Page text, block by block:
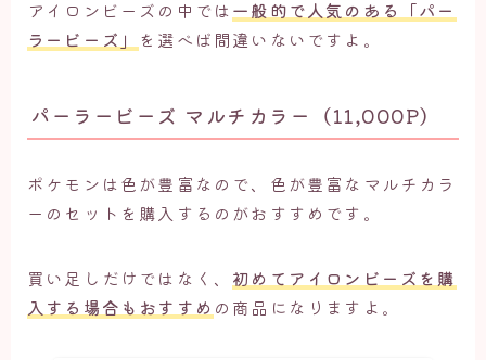
アイロンビーズの中では一般的で人気のある「パー
ラービーズ」 を選べば間違いないですよ。
パーラービーズ マルチカラー（11,000P）
ポケモンは色が豊富なので、色が豊富なマルチカラ
ーのセットを購入するのがおすすめです。
買い足しだけではなく、 初めてアイロンビーズを購
入する場合もおすすめ の商品になりますよ。